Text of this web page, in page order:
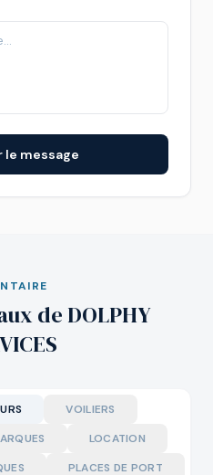
le message
de DOLPHY
VOILIERS
LOCATION
PLACES DE PORT